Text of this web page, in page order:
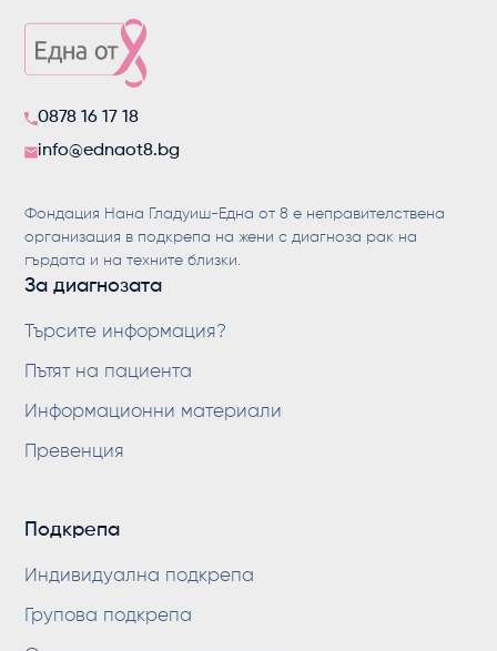
0878 16 17 18
info@ednaot8.bg
Фондация Нана Гладуиш-Една от 8 е неправителствена
организация в подкрепа на жени с диагноза рак на
гърдата и на техните близки.
За диагнозата
Търсите информация?
Пътят на пациента
Информационни материали
Превенция
Подкрепа
Индивидуална подкрепа
Групова подкрепа